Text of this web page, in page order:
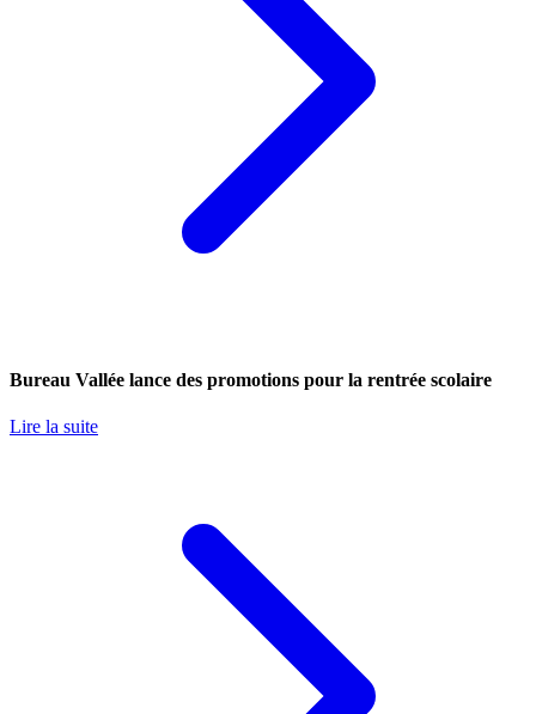
Bureau Vallée lance des promotions pour la rentrée scolaire
Lire la suite